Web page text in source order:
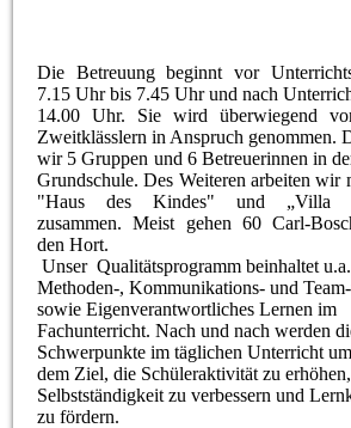
Die Betreuung beginnt vor
7.15 Uhr bis 7.45 Uhr und nach
14.00 Uhr. Sie wird überwiegend
Zweitklässlern in Anspruch genommen.
wir 5 Gruppen und 6 Betreuerinnen in
Grundschule. Des Weiteren arbeiten wir
"Haus des Kindes" und „Villa
zusammen. Meist gehen 60 Carl-
den Hort.
Unser Qualitätsprogramm beinhaltet
Methoden-, Kommunikations- und
sowie Eigenverantwortliches Lernen im
Fachunterricht. Nach und nach werden
Schwerpunkte im täglichen Unterricht
dem Ziel, die Schüleraktivität zu
Selbstständigkeit zu verbessern und
zu fördern.